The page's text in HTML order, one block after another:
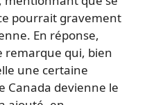
pourrait gravement
En réponse,
remarque qui, bien
une certaine
Canada devienne le